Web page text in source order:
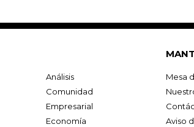
Análisis
Comunidad
Empresarial
Economía
Mesa
Aviso